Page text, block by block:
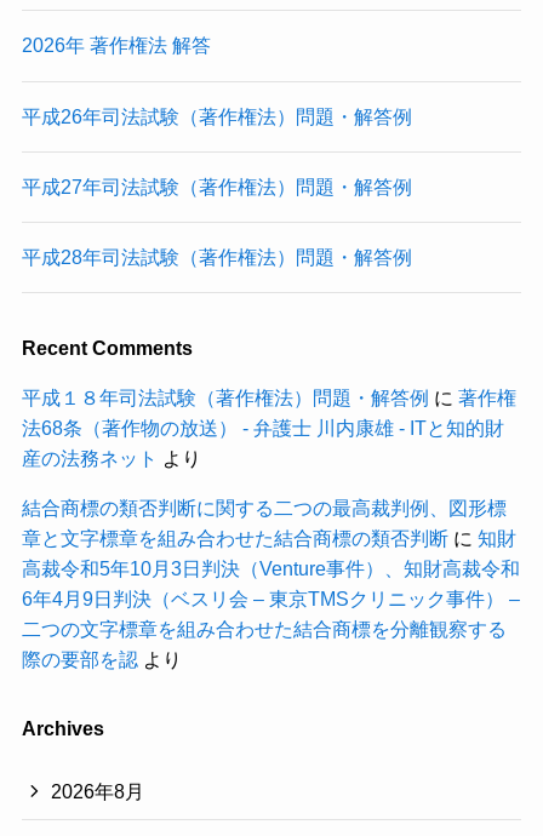
2026年 著作権法 解答
平成26年司法試験（著作権法）問題・解答例
平成27年司法試験（著作権法）問題・解答例
平成28年司法試験（著作権法）問題・解答例
Recent Comments
平成１８年司法試験（著作権法）問題・解答例 に 著作権
法68条（著作物の放送） - 弁護士 川内康雄 - ITと知的財
産の法務ネット より
結合商標の類否判断に関する二つの最高裁判例、図形標
章と文字標章を組み合わせた結合商標の類否判断に 知財
高裁令和5年10月3日判決（Venture事件）、知財高裁令和
6年4月9日判決（ベスリ会 – 東京TMSクリニック事件） –
二つの文字標章を組み合わせた結合商標を分離観察する
際の要部を認より
Archives
2026年8月